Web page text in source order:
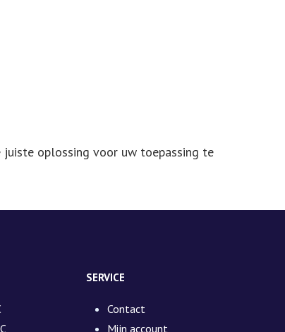
oplossing voor uw toepassing te
SERVICE
Contact
Mijn account